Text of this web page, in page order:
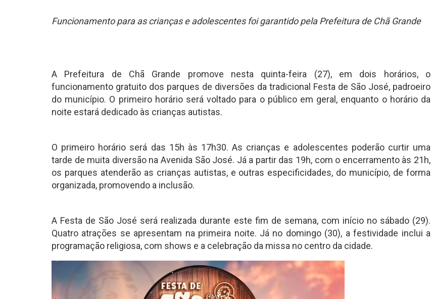
Funcionamento para as crianças e adolescentes foi garantido pela Prefeitura de Chã Grande
A Prefeitura de Chã Grande promove nesta quinta-feira (27), em dois horários, o
funcionamento gratuito dos parques de diversões da tradicional Festa de São José, padroeiro
do município. O primeiro horário será voltado para o público em geral, enquanto o horário da
noite estará dedicado às crianças autistas.
O primeiro horário será das 15h às 17h30. As crianças e adolescentes poderão curtir uma
tarde de muita diversão na Avenida São José. Já a partir das 19h, com o encerramento às 21h,
os parques atenderão as crianças autistas, e outras especificidades, do município, de forma
organizada, promovendo a inclusão.
A Festa de São José será realizada durante este fim de semana, com início no sábado (29).
Quatro atrações se apresentam na primeira noite. Já no domingo (30), a festividade inclui a
programação religiosa, com shows e a celebração da missa no centro da cidade.